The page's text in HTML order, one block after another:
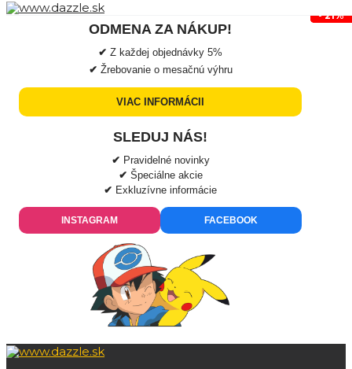
ODMENA ZA NÁKUP!
✔ Z každej objednávky 5%
✔ Žrebovanie o mesačnú výhru
VIAC INFORMÁCII
SLEDUJ NÁS!
✔ Pravidelné novinky
✔ Špeciálne akcie
✔ Exkluzívne informácie
INSTAGRAM FACEBOOK
- 21%
- 21%
- 21%